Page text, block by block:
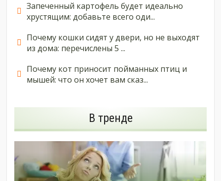
Запеченный картофель будет идеально
хрустящим: добавьте всего оди...
Почему кошки сидят у двери, но не выходят
из дома: перечислены 5 ...
Почему кот приносит пойманных птиц и
мышей: что он хочет вам сказ...
В тренде